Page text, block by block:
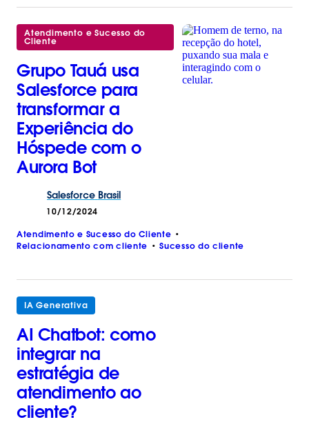
Atendimento e Sucesso do
Cliente
Grupo Tauá usa
Salesforce para
transformar a
Experiência do
Hóspede com o
Aurora Bot
Salesforce Brasil
10/12/2024
Atendimento e Sucesso do Cliente
Relacionamento com cliente
Sucesso do cliente
IA Generativa
AI Chatbot: como
integrar na
estratégia de
atendimento ao
cliente?